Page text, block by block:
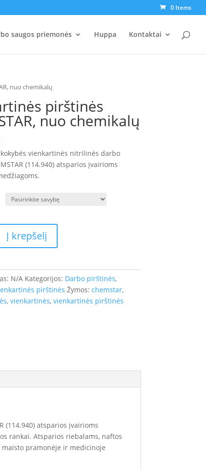
0 Items
saugos priemonės Huppa Kontaktai
nuo chemikalų
pirštinės
nuo chemikalų
vienkartinės nitrilinės darbo
(114.940) atsparios įvairioms
Į krepšelį
N/A Kategorijos: Darbo pirštinės,
pirštinės Žymos: chemstar,
, vienkartinės, vienkartinės pirštinės
(114.940) atsparios įvairioms
rankai. Atsparios riebalams, naftos
pramonėje ir medicinoje